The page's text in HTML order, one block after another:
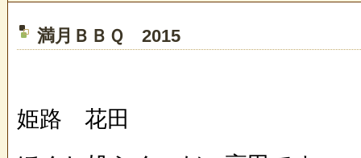
満月ＢＢＱ 2015
姫路 花田